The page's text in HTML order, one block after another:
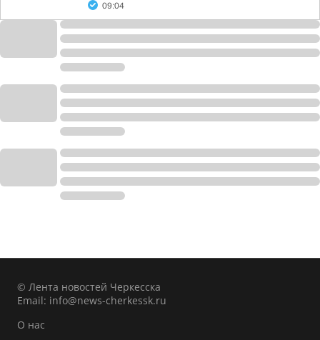
09:04
© Лента новостей Черкесска
Email: info@news-cherkessk.ru
О нас